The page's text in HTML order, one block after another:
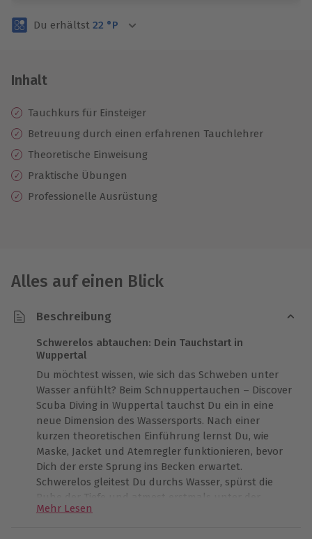
Volle Flexibilität
3 Jahre gültig & verlängerbar.
Du erhältst 22 °P
Inhalt
Tauchkurs für Einsteiger
Betreuung durch einen erfahrenen Tauchlehrer
Theoretische Einweisung
Praktische Übungen
Professionelle Ausrüstung
Alles auf einen Blick
Beschreibung
Schwerelos abtauchen: Dein Tauchstart in
Wuppertal
Du möchtest wissen, wie sich das Schweben unter
Wasser anfühlt? Beim Schnuppertauchen – Discover
Scuba Diving in Wuppertal tauchst Du ein in eine
neue Dimension des Wassersports. Nach einer
kurzen theoretischen Einführung lernst Du, wie
Maske, Jacket und Atemregler funktionieren, bevor
Dich der erste Sprung ins Becken erwartet.
Schwerelos gleitest Du durchs Wasser, spürst die
Ruhe der Tiefe und atmest erstmals unter der
Oberfläche – ein Eindruck, der sich tief einprägt. Der
Mehr Lesen